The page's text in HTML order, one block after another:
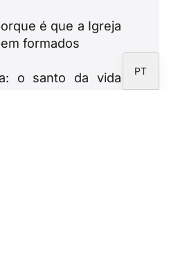
é que a Igreja
formados
o santo da vida
PT